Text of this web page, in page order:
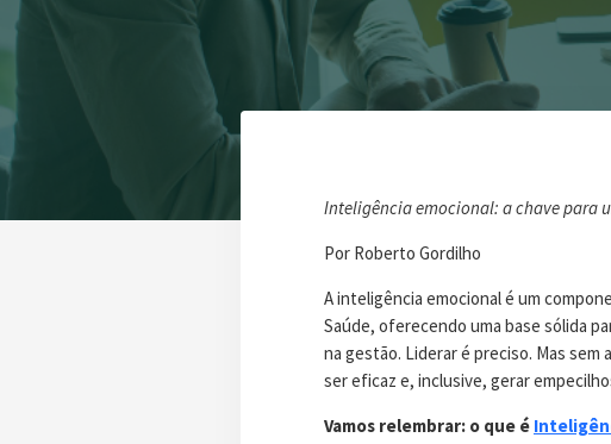
Inteligência emocional: a chave para
Por Roberto Gordilho
A inteligência emocional é um
Saúde, oferecendo uma base sólida
na gestão. Liderar é preciso. Mas sem
ser eficaz e, inclusive, gerar
Vamos relembrar: o que é